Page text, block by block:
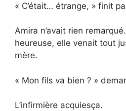
« C’était… étrange, » finit
Amira n’avait rien
heureuse, elle venait tout
mère.
« Mon fils va bien ? »
L’infirmière acquiesça.